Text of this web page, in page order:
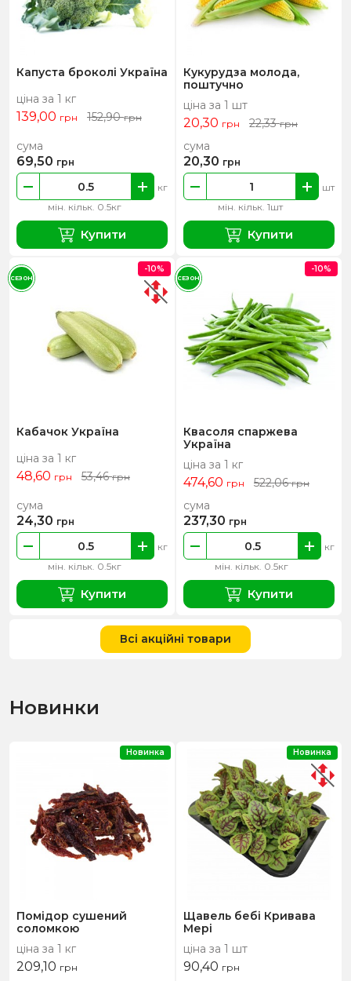
Капуста броколі Україна
ціна за 1 кг
139,00 грн 152,90грн
мін. кільк. 0.5кг
кг
сума
69,50 грн
Купити
Кукурудза молода,
поштучно
ціна за 1 шт
20,30 грн 22,33грн
мін. кільк. 1шт
шт
сума
20,30 грн
Купити
Кабачок Україна
ціна за 1 кг
48,60 грн 53,46грн
мін. кільк. 0.5кг
кг
сума
24,30 грн
Купити
-10%
СЕЗОН
Квасоля спаржева
Україна
ціна за 1 кг
474,60 грн 522,06грн
мін. кільк. 0.5кг
кг
сума
237,30 грн
Купити
-10%
СЕЗОН
Всі акційні товари
Новинки
Помідор сушений
соломкою
ціна за 1 кг
209,10 грн
Новинка
Щавель бебі Кривава
Мері
ціна за 1 шт
90,40 грн
Новинка